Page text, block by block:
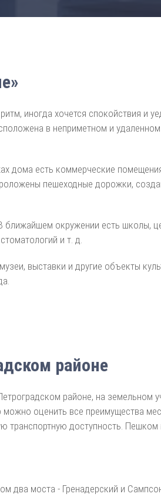
иногда хочется спокойствия и
в неприметном и
дома есть коммерческие
пешеходные дорожки,
ближайшем окружении есть школы,
и т. д.
выставки и другие объекты
районе
районе, на земельном
можно оценить все преимущества
транспортную доступность.
два моста - Гренадерский и